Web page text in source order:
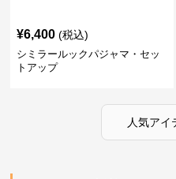
¥6,400 (税込)
シミラールックパジャマ・セッ
トアップ
人気アイ